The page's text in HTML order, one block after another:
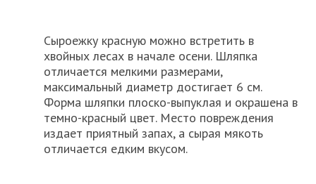
Сыроежку красную можно встретить в
хвойных лесах в начале осени. Шляпка
отличается мелкими размерами,
максимальный диаметр достигает 6 см.
Форма шляпки плоско-выпуклая и окрашена в
темно-красный цвет. Место повреждения
издает приятный запах, а сырая мякоть
отличается едким вкусом.